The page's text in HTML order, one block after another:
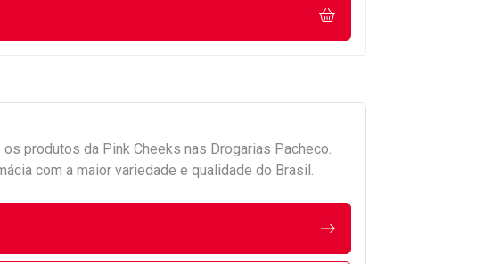
os produtos da Pink Cheeks nas Drogarias Pacheco.
com a maior variedade e qualidade do Brasil.